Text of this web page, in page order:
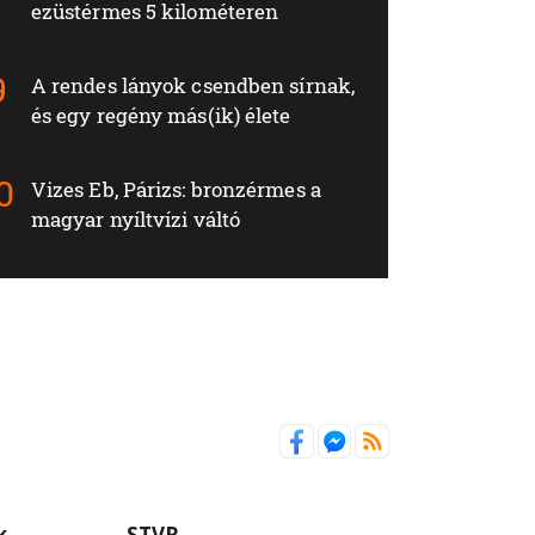
ezüstérmes 5 kilométeren
A rendes lányok csendben sírnak,
és egy regény más(ik) élete
Vizes Eb, Párizs: bronzérmes a
magyar nyíltvízi váltó